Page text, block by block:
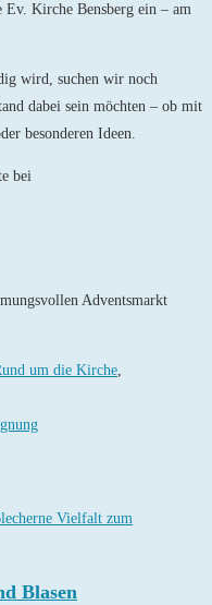
Kirche Bensberg ein – am
wird, suchen wir noch
dabei sein möchten – ob mit
besonderen Ideen.
bei
Adventsmarkt
um die Kirche,
Blasen